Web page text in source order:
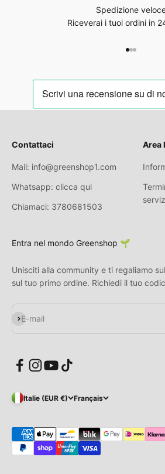
Spedizione
Riceverai i tuoi ordini in
Contattaci
Mail: info@greenshop1.com
Whatsapp: clicca qui
Chiamaci: 3780681503
Area
Entra nel mondo Greenshop 🌱
Unisciti alla community e ti regaliamo
sul tuo primo ordine. Richiedi il tuo
E-mail
S'inscrire
Italie (EUR €) Français